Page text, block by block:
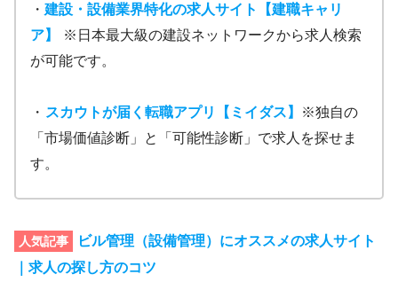
・ 建設・設備業界特化の求人サイト【建職キャリ
ア】
※日本最大級の建設ネットワークから求人検索
が可能です。
・ スカウトが届く転職アプリ【ミイダス】
※独自の
「市場価値診断」と「可能性診断」で求人を探せま
す。
人気記事
ビル管理（設備管理）にオススメの求人サイト
｜求人の探し方のコツ